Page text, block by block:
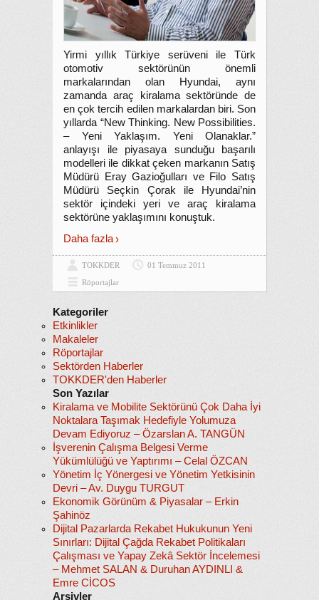
Yirmi yıllık Türkiye serüveni ile Türk
otomotiv sektörünün önemli
markalarından olan Hyundai, aynı
zamanda araç kiralama sektöründe de
en çok tercih edilen markalardan biri. Son
yıllarda “New Thinking. New Possibilities.
– Yeni Yaklaşım. Yeni Olanaklar.”
anlayışı ile piyasaya sunduğu başarılı
modelleri ile dikkat çeken markanın Satış
Müdürü Eray Gazioğulları ve Filo Satış
Müdürü Seçkin Çorak ile Hyundai’nin
sektör içindeki yeri ve araç kiralama
sektörüne yaklaşımını konuştuk.
Daha fazla
TOKKDER
01 Temmuz 2011
Röportajlar
Kategoriler
Etkinlikler
Makaleler
Röportajlar
Sektörden Haberler
TOKKDER'den Haberler
Son Yazılar
Kiralama ve Mobilite Sektörünü Çok Daha İyi
Noktalara Taşımak Hedefiyle Yolumuza
Devam Ediyoruz – Özarslan A. TANGÜN
İşverenin Çalışma Belgesi Verme
Yükümlülüğü ve Yaptırımı – Celal ÖZCAN
Yönetim İç Yönergesi ve Yönetim Yetkisinin
Devri – Av. Duygu TURGUT
Ekonomik Görünüm & Piyasalar – Erkin
Şahinöz
Dijital Pazarlarda Rekabet Hukukunun Yeni
Sınırları: Dijital Çağda Rekabet Politikaları
Çalışması ve Yapay Zekâ Sektör İncelemesi
– Mehmet SALAN & Duruhan AYDINLI &
Emre CİCOS
Arşivler